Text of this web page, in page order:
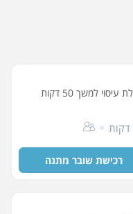
חבילת ספא זוגית הכוללת עיסוי למשך 50 דקות
רכישת שובר מתנה